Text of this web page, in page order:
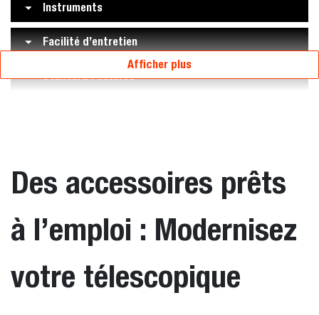
Instruments
Facilité d’entretien
Standard Features
Afficher plus
Des accessoires prêts
à l’emploi : Modernisez
votre télescopique